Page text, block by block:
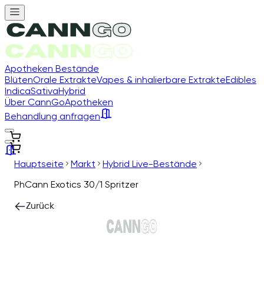
Apotheken Bestände
BlütenOrale ExtrakteVapes & inhalierbare ExtrakteEdibles
IndicaSativaHybrid
Über CannGoApotheken
Behandlung anfragen
Hauptseite Markt
Hybrid Live-Bestände
PhCann Exotics 30/1 Spritzer
Zurück